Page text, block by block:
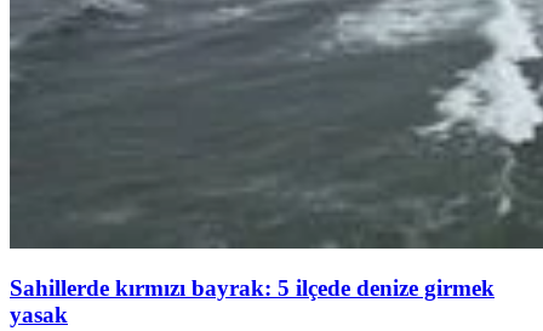
Sahillerde kırmızı bayrak: 5 ilçede denize girmek
yasak